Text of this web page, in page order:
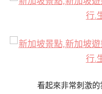
看起來非常刺激